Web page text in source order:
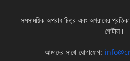
সমসাময়িক অপরাধ চিত্র এবং অপরাধের
পোর্টাল।
আমাদের সাথে যোগাযোগ: